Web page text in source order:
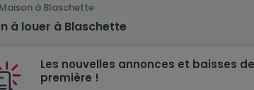
mitoyenne
à construire
à Blaschette
à louer à Blaschette
Les nouvelles annonces et baisses
première !